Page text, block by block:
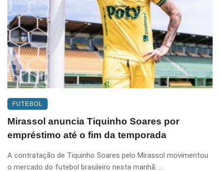
FUTEBOL
Mirassol anuncia Tiquinho Soares por
empréstimo até o fim da temporada
A contratação de Tiquinho Soares pelo Mirassol movimentou
o mercado do futebol brasileiro nesta manhã. ...